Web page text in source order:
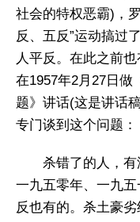
社会的特权恶霸)，
反、五反”运动搞过
人平反。在此之前
在1957年2月27日做
题》讲话(这是讲话
专门谈到这个问题：
杀错了的人，有
一九五零年、一九
反也有的。杀土豪